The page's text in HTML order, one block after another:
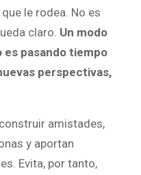
le rodea. No es
claro. Un modo
pasando tiempo
perspectivas,
amistades,
y aportan
Evita, por tanto,